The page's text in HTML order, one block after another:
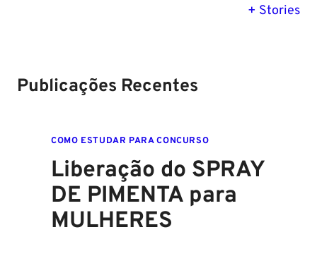
+ Stories
MG:
Publicações Recentes
COMO ESTUDAR PARA CONCURSO
Liberação do SPRAY
DE PIMENTA para
MULHERES